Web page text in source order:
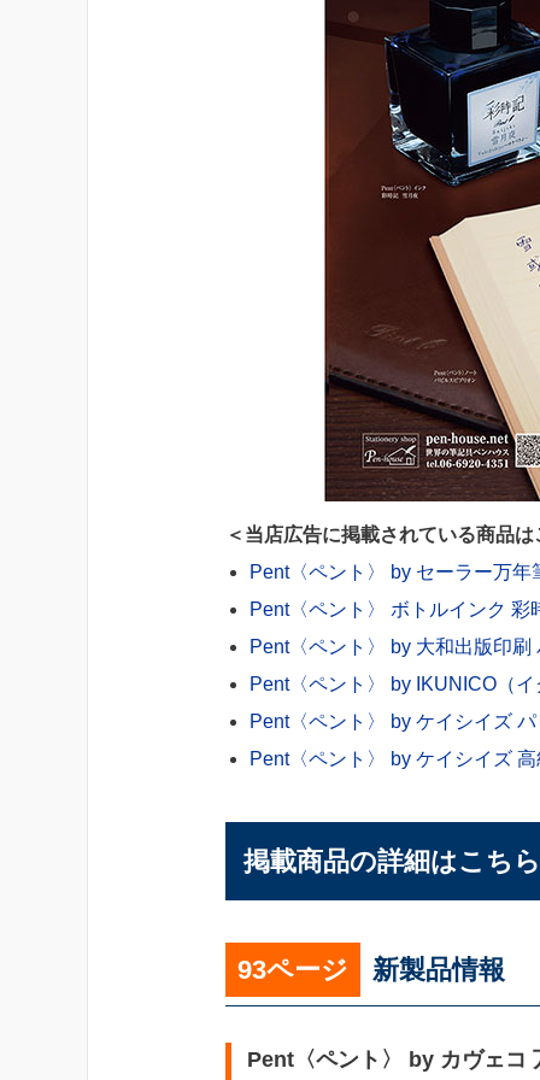
＜当店広告に掲載されている商品は
Pent〈ペント〉 by セーラー万
Pent〈ペント〉 ボトルインク
Pent〈ペント〉 by 大和出版印
Pent〈ペント〉 by IKUNICO（
Pent〈ペント〉 by ケイシイズ
Pent〈ペント〉 by ケイシイズ
掲載商品の詳細はこちら
93ページ 新製品情報
Pent〈ペント〉 by カヴェコ